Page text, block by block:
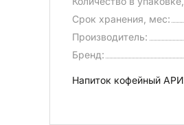
Срок хранения, мес:
Производитель:
Бренд:
Напиток кофейный